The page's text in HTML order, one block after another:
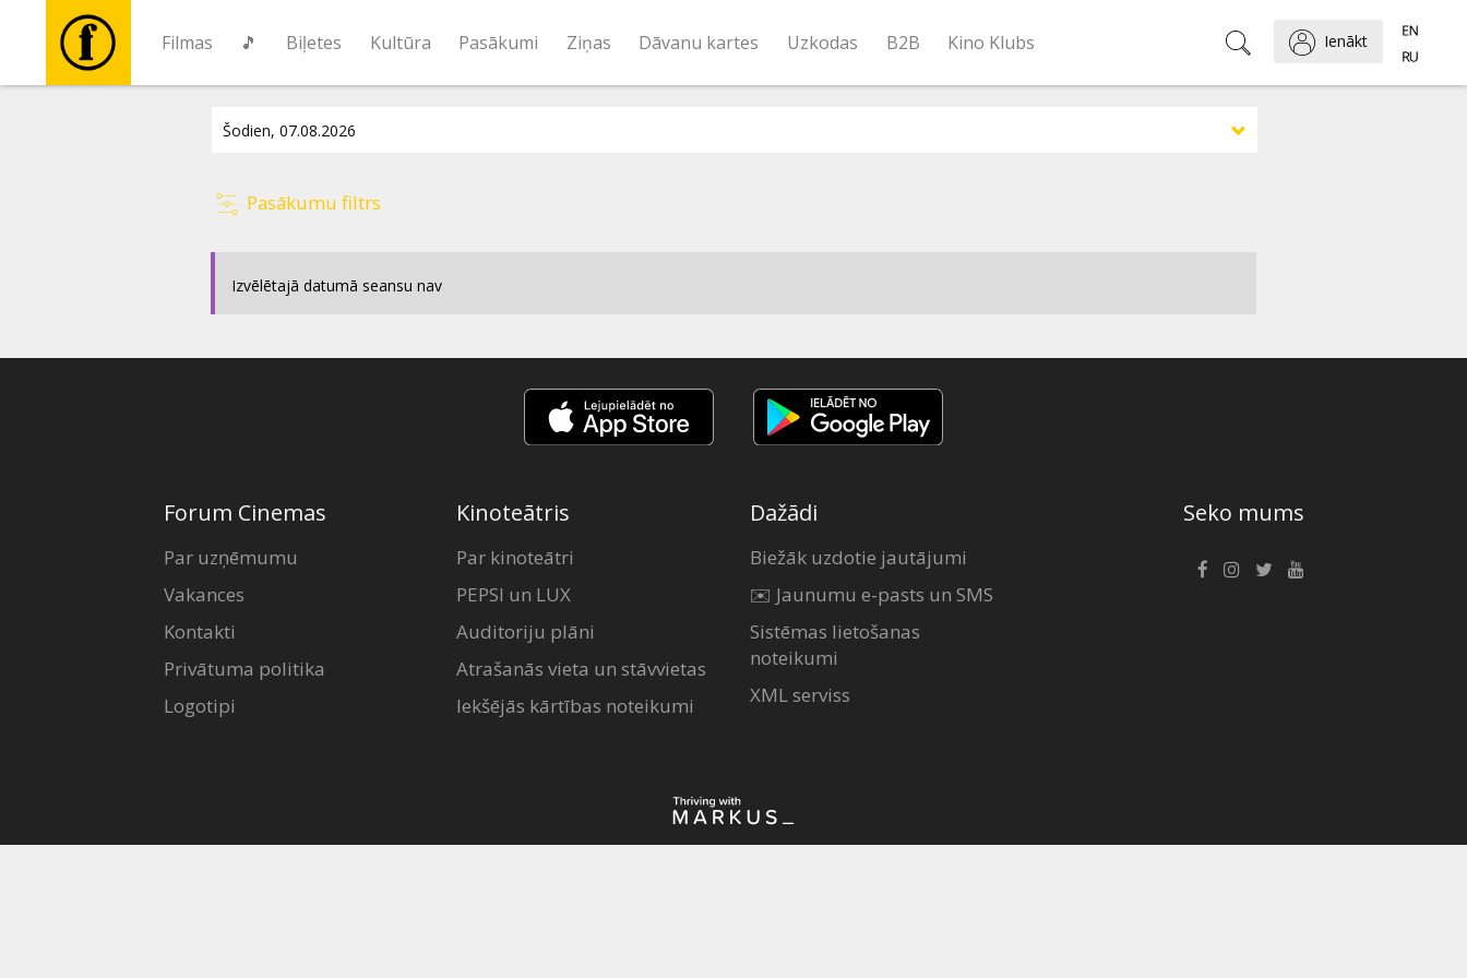
Filmas 🎵 Biļetes Kultūra Pasākumi Ziņas Dāvanu kartes Uzkodas B2B Kino Klubs Ienākt
Pasākumu filtrs
Izvēlētajā datumā seansu nav
Forum Cinemas
Par uzņēmumu
Vakances
Kontakti
Privātuma politika
Logotipi
Kinoteātris
Par kinoteātri
PEPSI un LUX
Auditoriju plāni
Atrašanās vieta un stāvvietas
Iekšējās kārtības noteikumi
Dažādi
Biežāk uzdotie jautājumi
✉️ Jaunumu e-pasts un SMS
Sistēmas lietošanas
noteikumi
XML serviss
Seko mums